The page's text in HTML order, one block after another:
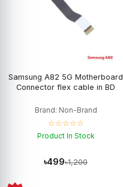
Samsung A82 5G Motherboard
Connector flex cable in BD
Brand: Non-Brand
☆☆☆☆☆
Product In Stock
৳499৳1,200